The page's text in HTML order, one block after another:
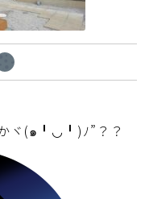
かヾ(๑╹◡╹)ﾉ”？？